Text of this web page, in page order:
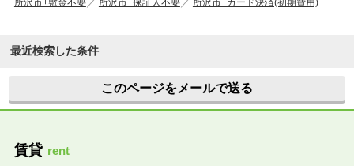
所沢市+敷金不要
所沢市+保証人不要 所沢市+カード決済(初期費用)
最近検索した条件
このページをメールで送る
賃貸 rent